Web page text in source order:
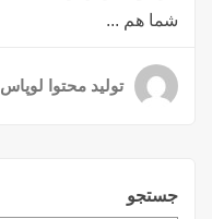
جستجو
شما هم ...
تولید محتوا لوپاس